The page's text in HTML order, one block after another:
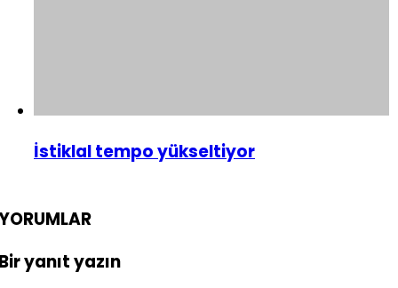
İstiklal tempo yükseltiyor
yanıt yazın